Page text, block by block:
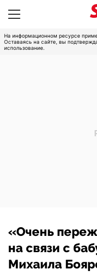
На информационном ресурсе
Оставаясь на сайте, вы
использование.
«Очень
на связи с
Михаила